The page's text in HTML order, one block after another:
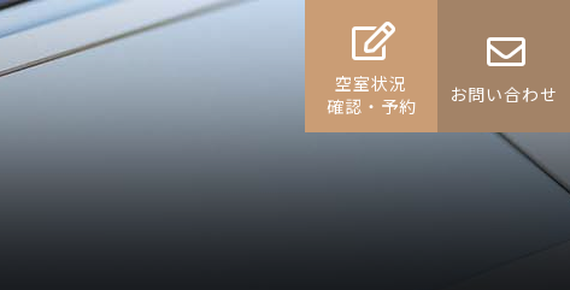
空室状況
確認・予約
お問い合わせ